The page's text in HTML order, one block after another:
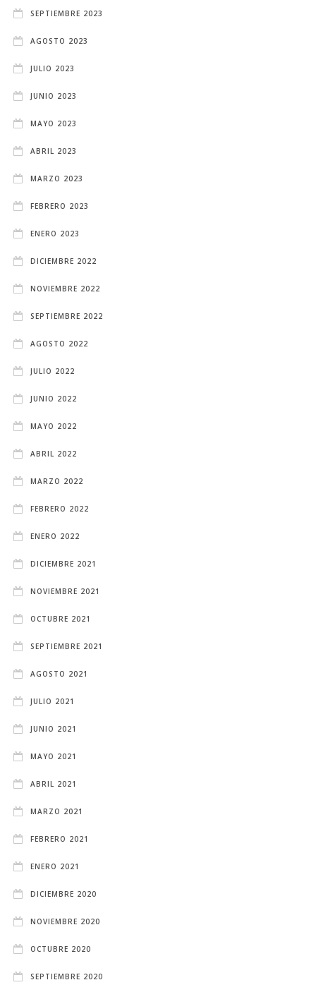
SEPTIEMBRE 2023
AGOSTO 2023
JULIO 2023
JUNIO 2023
MAYO 2023
ABRIL 2023
MARZO 2023
FEBRERO 2023
ENERO 2023
DICIEMBRE 2022
NOVIEMBRE 2022
SEPTIEMBRE 2022
AGOSTO 2022
JULIO 2022
JUNIO 2022
MAYO 2022
ABRIL 2022
MARZO 2022
FEBRERO 2022
ENERO 2022
DICIEMBRE 2021
NOVIEMBRE 2021
OCTUBRE 2021
SEPTIEMBRE 2021
AGOSTO 2021
JULIO 2021
JUNIO 2021
MAYO 2021
ABRIL 2021
MARZO 2021
FEBRERO 2021
ENERO 2021
DICIEMBRE 2020
NOVIEMBRE 2020
OCTUBRE 2020
SEPTIEMBRE 2020